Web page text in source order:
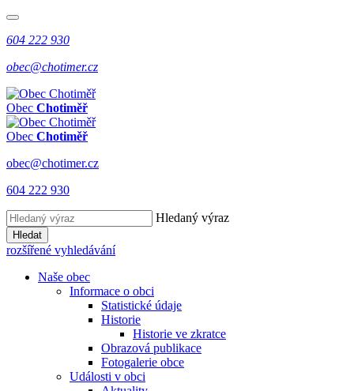
604 222 930
obec@chotimer.cz
Obec Chotiměř
Obec Chotiměř
obec@chotimer.cz
604 222 930
Hledaný výraz
Hledat
rozšířené vyhledávání
Naše obec
Informace o obci
Statistické údaje
Historie
Historie ve zkratce
Obrazová publikace
Fotogalerie obce
Události v obci